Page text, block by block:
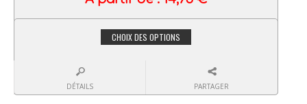
CHOIX DES OPTIONS
DÉTAILS PARTAGER